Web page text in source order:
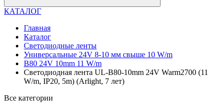
КАТАЛОГ
Главная
Каталог
Светодиодные ленты
Универсальные 24V 8-10 мм свыше 10 W/m
B80 24V 10mm 11 W/m
Светодиодная лента UL-B80-10mm 24V Warm2700 (11
W/m, IP20, 5m) (Arlight, 7 лет)
Все категории